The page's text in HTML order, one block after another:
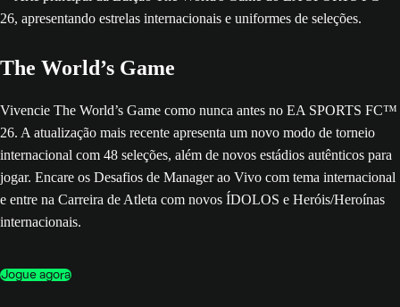
The World’s Game
Vivencie The World’s Game como nunca antes no EA SPORTS FC™
26. A atualização mais recente apresenta um novo modo de torneio
internacional com 48 seleções, além de novos estádios autênticos para
jogar. Encare os Desafios de Manager ao Vivo com tema internacional
e entre na Carreira de Atleta com novos ÍDOLOS e Heróis/Heroínas
internacionais.
Jogue agora